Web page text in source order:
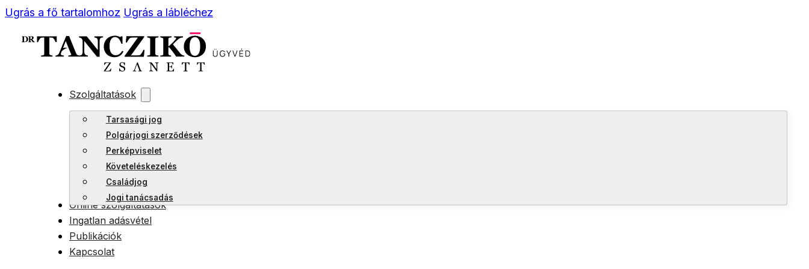
Ugrás a fő tartalomhoz Ugrás a lábléchez
Szolgáltatások
Tarsasági jog
Polgárjogi szerződések
Perképviselet
Követeléskezelés
Családjog
Jogi tanácsadás
Online szolgáltatások
Ingatlan adásvétel
Publikációk
Kapcsolat